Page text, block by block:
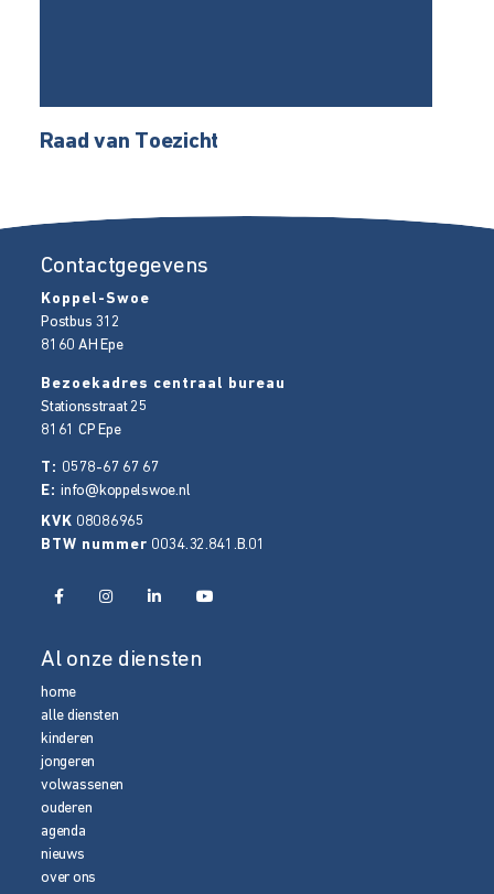
Raad van Toezicht
Contactgegevens
Koppel-Swoe
Postbus 312
8160 AH Epe
Bezoekadres centraal bureau
Stationsstraat 25
8161 CP Epe
T: 0578-67 67 67
E:info@koppelswoe.nl
KVK 08086965
BTW nummer 0034.32.841.B.01
Al onze diensten
home
alle diensten
kinderen
jongeren
volwassenen
ouderen
agenda
nieuws
over ons